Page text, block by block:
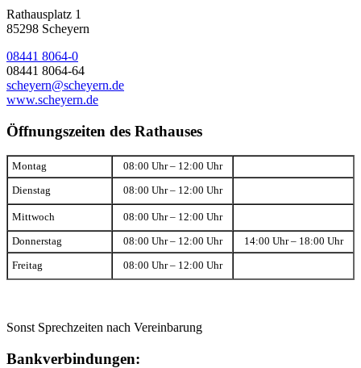
Rathausplatz 1
85298 Scheyern
08441 8064-0
08441 8064-64
scheyern@scheyern.de
www.scheyern.de
Öffnungszeiten des Rathauses
Montag 08:00 Uhr – 12:00 Uhr
Dienstag 08:00 Uhr – 12:00 Uhr
Mittwoch 08:00 Uhr – 12:00 Uhr
Donnerstag 08:00 Uhr – 12:00 Uhr 14:00 Uhr – 18:00 Uhr
Freitag 08:00 Uhr – 12:00 Uhr
Sonst Sprechzeiten nach Vereinbarung
Bankverbindungen: